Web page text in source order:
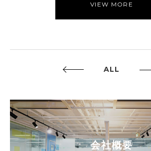
VIEW MORE
ALL
会社概要